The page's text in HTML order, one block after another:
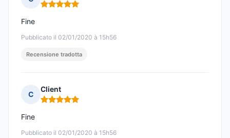
Nota: 5 su 5
Pubblicato il 02/01/2020 à 15h56
Fine
Recensione tradotta
C
Client
Nota: 5 su 5
Pubblicato il 02/01/2020 à 15h56
Fine